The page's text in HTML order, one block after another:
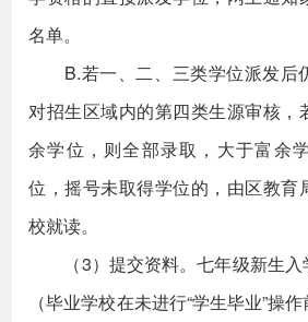
名单。
B.若一、二、三类学位派发后
对招生区域内的第四类生源审核，
余学位，则全部录取，大于富余
位，摇号未取得学位的，由区教育
校就读。
（3）提交资料。七年级新生入
（毕业学校在未进行“学生毕业”操